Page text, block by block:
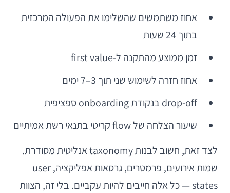
אחוז משתמשים שהשלימו את הפעולה המרכזית
בתוך 24 שעות
זמן ממוצע מהתקנה ל-first value
אחוז חזרה לשימוש שני תוך 3–7 ימים
drop-off בנקודת onboarding ספציפית
שיעור הצלחה של flow קריטי בתנאי רשת אמיתיים
לצד זאת, חשוב לבנות taxonomy אנליטית מסודרת.
שמות אירועים, פרמטרים, גרסאות אפליקציה, user
states — כל אלה חייבים להיות עקביים. בלי זה, הצוות